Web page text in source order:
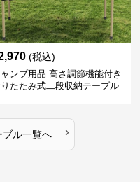
(税込)
ンプ用品 高さ調節機能付き
たたみ式二段収納テーブル
ブル一覧へ ›